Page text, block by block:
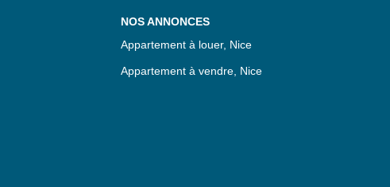
NOS ANNONCES
Appartement à louer, Nice
Appartement à vendre, Nice